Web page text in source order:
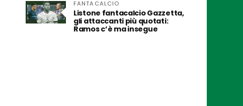
FANTACALCIO
Listone fantacalcio Gazzetta,
gli attaccanti più quotati:
Ramos c’è ma insegue